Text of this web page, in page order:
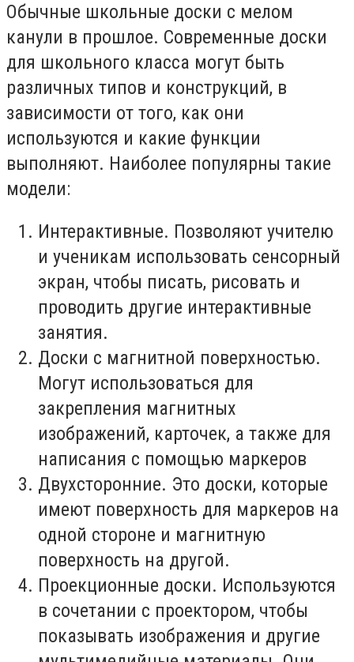
Обычные школьные доски с мелом
канули в прошлое. Современные доски
для школьного класса могут быть
различных типов и конструкций, в
зависимости от того, как они
используются и какие функции
выполняют. Наиболее популярны такие
модели:
Интерактивные. Позволяют учителю
и ученикам использовать сенсорный
экран, чтобы писать, рисовать и
проводить другие интерактивные
занятия.
Доски с магнитной поверхностью.
Могут использоваться для
закрепления магнитных
изображений, карточек, а также для
написания с помощью маркеров
Двухсторонние. Это доски, которые
имеют поверхность для маркеров на
одной стороне и магнитную
поверхность на другой.
Проекционные доски. Используются
в сочетании с проектором, чтобы
показывать изображения и другие